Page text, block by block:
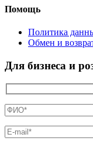
Помощь
Политика
Обмен и
Для бизнеса и